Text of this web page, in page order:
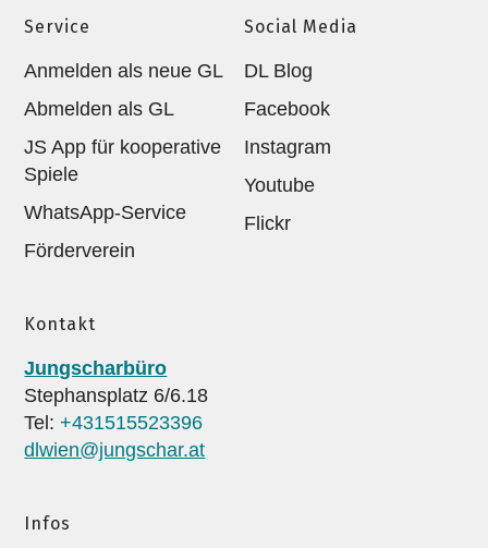
Service
Anmelden als neue GL
Abmelden als GL
JS App für kooperative
Spiele
WhatsApp-Service
Förderverein
Social Media
DL Blog
Facebook
Instagram
Youtube
Flickr
Kontakt
Jungscharbüro
Stephansplatz 6/6.18
Tel:+431515523396
dlwien@jungschar.at
Infos